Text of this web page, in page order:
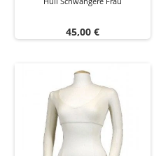
Preis
45,00 €